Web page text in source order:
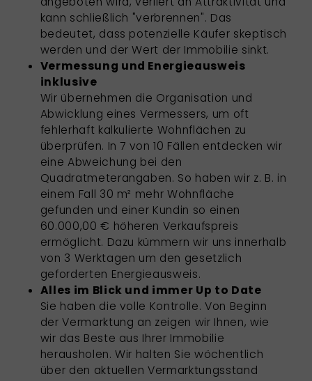
kann schließlich "verbrennen". Das
bedeutet, dass potenzielle Käufer skeptisch
werden und der Wert der Immobilie sinkt.
Vermessung und Energieausweis
inklusive
Wir übernehmen die Organisation und
Abwicklung eines Vermessers, um oft
fehlerhaft kalkulierte Wohnflächen zu
überprüfen. In 7 von 10 Fällen entdecken wir
eine Abweichung bei den
Quadratmeterangaben. So haben wir z. B. in
einem Fall 30 m² mehr Wohnfläche
gefunden und einer Kundin so einen
60.000,00 € höheren Verkaufspreis
ermöglicht. Dazu kümmern wir uns innerhalb
von 3 Werktagen um den gesetzlich
geforderten Energieausweis.
Alles im Blick und immer Up to Date
Sie haben die volle Kontrolle. Von Beginn
der Vermarktung an zeigen wir Ihnen, wie
wir das Beste aus Ihrer Immobilie
herausholen. Wir halten Sie wöchentlich
über den aktuellen Vermarktungsstand